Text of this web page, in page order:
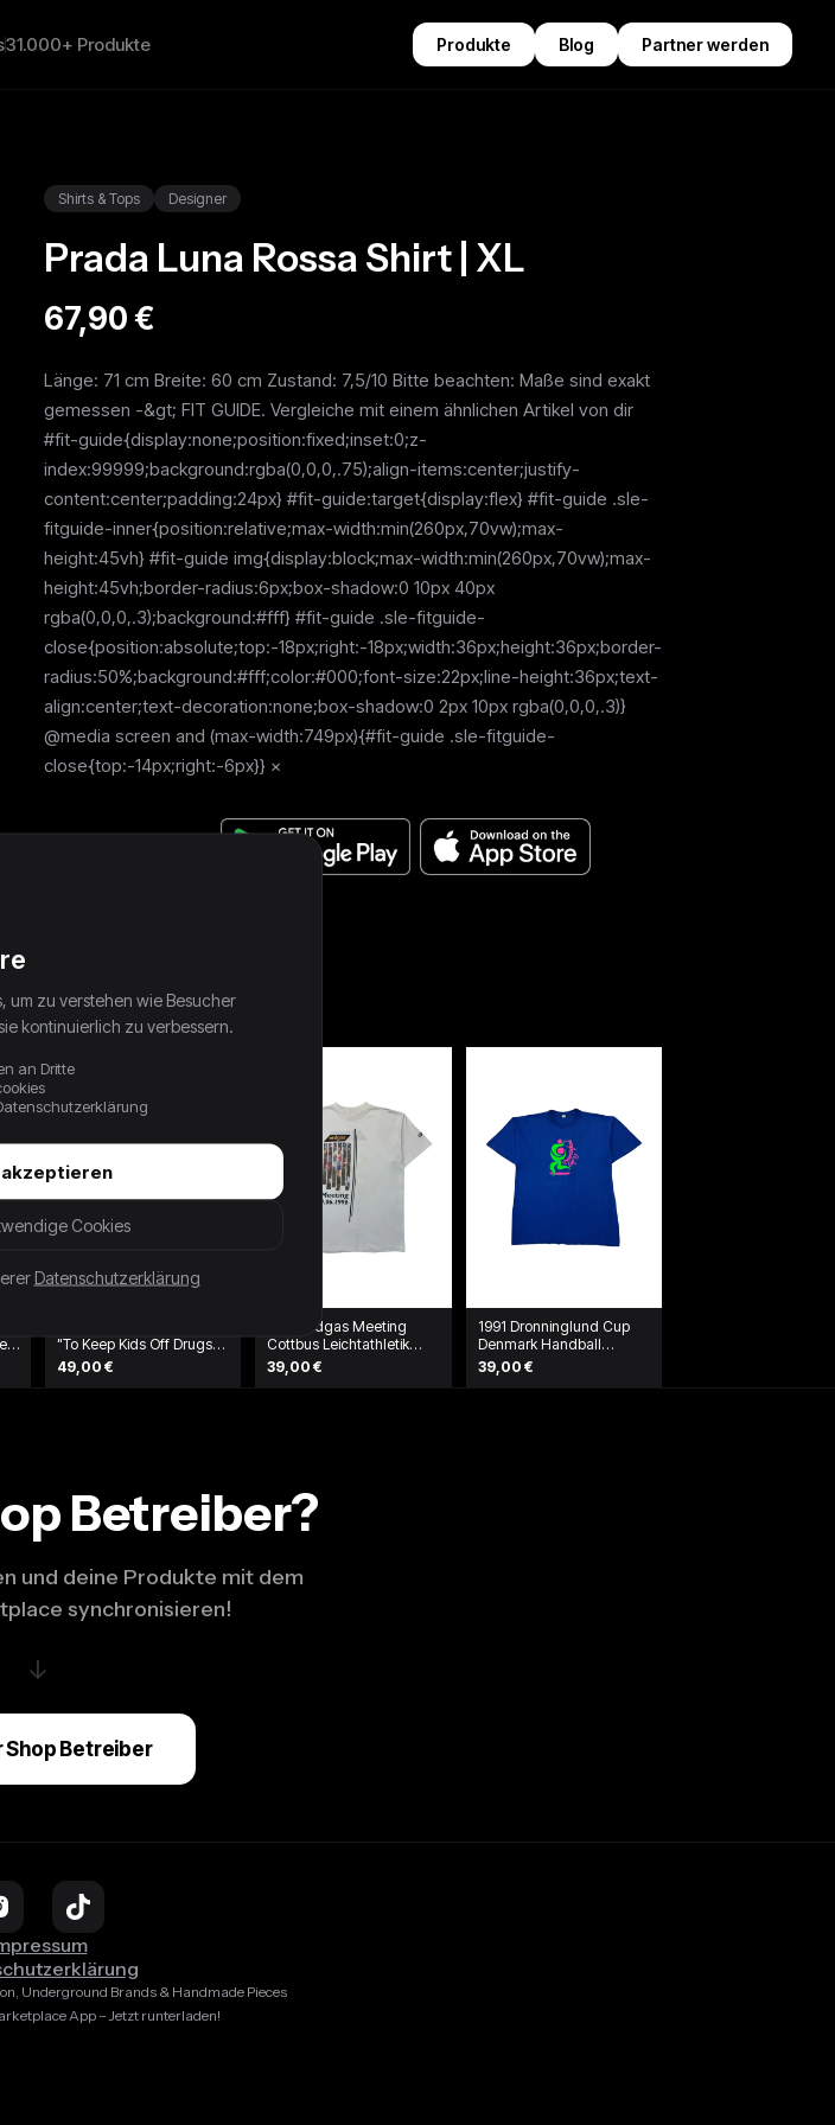
31.000+ Produkte Produkte Blog Partner werden
Shirts & Tops Designer
Prada Luna Rossa Shirt | XL
67,90 €
Länge: 71 cm Breite: 60 cm Zustand: 7,5/10 Bitte beachten: Maße sind exakt
gemessen -&gt; FIT GUIDE. Vergleiche mit einem ähnlichen Artikel von dir
#fit-guide{display:none;position:fixed;inset:0;z-
index:99999;background:rgba(0,0,0,.75);align-items:center;justify-
content:center;padding:24px} #fit-guide:target{display:flex} #fit-guide .sle-
fitguide-inner{position:relative;max-width:min(260px,70vw);max-
height:45vh} #fit-guide img{display:block;max-width:min(260px,70vw);max-
height:45vh;border-radius:6px;box-shadow:0 10px 40px
rgba(0,0,0,.3);background:#fff} #fit-guide .sle-fitguide-
close{position:absolute;top:-18px;right:-18px;width:36px;height:36px;border-
radius:50%;background:#fff;color:#000;font-size:22px;line-height:36px;text-
align:center;text-decoration:none;box-shadow:0 2px 10px rgba(0,0,0,.3)}
@media screen and (max-width:749px){#fit-guide .sle-fitguide-
close{top:-14px;right:-6px}} ×
"To Keep Kids Off Drugs"
McLaren Schwarz
49,00 €
1996 Erdgas Meeting
Cottbus Leichtathletik
Double Sided Shirt Weiß
39,00 €
1991 Dronninglund Cup
Denmark Handball
Tournament T-Shirt Blau
39,00 €
Betreiber?
und deine Produkte mit dem
synchronisieren!
↓
Shop Betreiber
Underground Brands & Handmade Pieces
App – Jetzt runterladen!
um zu verstehen wie Besucher
kontinuierlich zu verbessern.
an Dritte
akzeptieren
Cookies
Datenschutzerklärung